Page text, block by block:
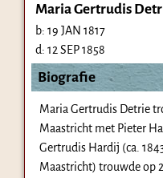
Maria Gertrudis
b: 19 JAN 1817
d: 12 SEP 1858
Biografie
Maria Gertrudis Detrie
Maastricht met Pieter
Gertrudis Hardij (ca.
Maastricht) trouwde op